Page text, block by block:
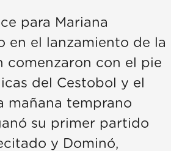
para Mariana
en el lanzamiento de la
comenzaron con el pie
del Cestobol y el
mañana temprano
su primer partido
y Dominó,